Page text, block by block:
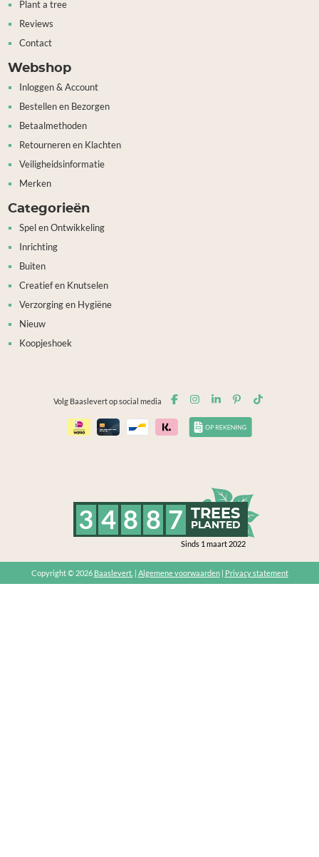
Plant a tree
Reviews
Contact
Webshop
Inloggen & Account
Bestellen en Bezorgen
Betaalmethoden
Retourneren en Klachten
Veiligheidsinformatie
Merken
Categorieën
Spel en Ontwikkeling
Inrichting
Buiten
Creatief en Knutselen
Verzorging en Hygiëne
Nieuw
Koopjeshoek
Volg Baaslevert op social media
3 4 8 8 7 TREES
PLANTED
Sinds 1 maart 2022
Copyright © 2026 Baaslevert. Algemene voorwaarden| Privacy statement